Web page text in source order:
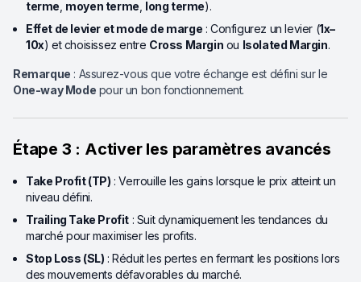
terme moyen terme long terme).
Effet de levier et mode de marge : Configurez un levier (1x–
10x) et choisissez entre Cross Margin ou Isolated Margin.
Remarque : Assurez-vous que votre échange est défini sur le
One-way Mode pour un bon fonctionnement.
Étape 3 : Activer les paramètres avancés
Take Profit (TP) : Verrouille les gains lorsque le prix atteint un
niveau défini.
Trailing Take Profit : Suit dynamiquement les tendances du
marché pour maximiser les profits.
Stop Loss (SL) : Réduit les pertes en fermant les positions lors
des mouvements défavorables du marché.